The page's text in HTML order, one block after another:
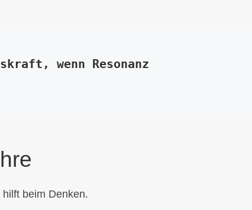
wenn Resonanz
beim Denken.